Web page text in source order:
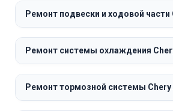
Ремонт подвески и ходовой части
Ремонт системы охлаждения
Ремонт тормозной системы Chery